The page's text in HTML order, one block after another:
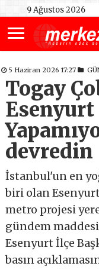
9 Ağustos 2026
5 Haziran 2026 17:27
Togay
Esenyurt
devredin
İstanbul'un en
biri olan
metro projesi
gündem
Esenyurt İlçe
basın